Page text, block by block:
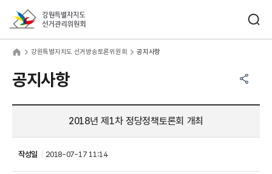
강원특별자치도 선거방송토론위원회 공지사항
공지사항
2018년 제1차 정당정책토론회 개최
작성일 2018-07-17 11:14